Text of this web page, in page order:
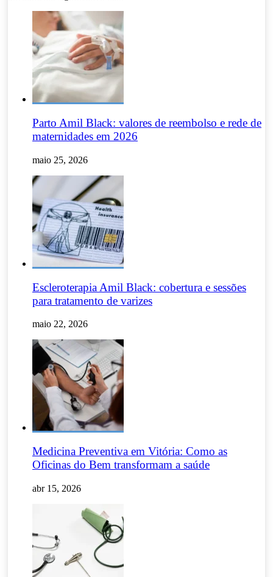
Parto Amil Black: valores de reembolso e rede de
maternidades em 2026
maio 25, 2026
Escleroterapia Amil Black: cobertura e sessões
para tratamento de varizes
maio 22, 2026
Medicina Preventiva em Vitória: Como as
Oficinas do Bem transformam a saúde
abr 15, 2026